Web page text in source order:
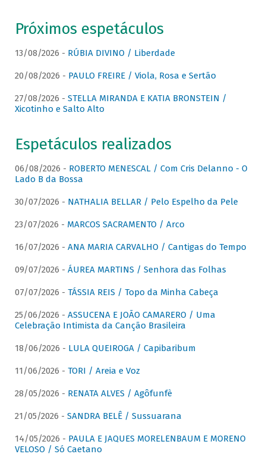
Próximos espetáculos
13/08/2026 - RÚBIA DIVINO / Liberdade
20/08/2026 - PAULO FREIRE / Viola, Rosa e Sertão
27/08/2026 - STELLA MIRANDA E KATIA BRONSTEIN /
Xicotinho e Salto Alto
Espetáculos realizados
06/08/2026 - ROBERTO MENESCAL / Com Cris Delanno - O
Lado B da Bossa
30/07/2026 - NATHALIA BELLAR / Pelo Espelho da Pele
23/07/2026 - MARCOS SACRAMENTO / Arco
16/07/2026 - ANA MARIA CARVALHO / Cantigas do Tempo
09/07/2026 - ÁUREA MARTINS / Senhora das Folhas
07/07/2026 - TÁSSIA REIS / Topo da Minha Cabeça
25/06/2026 - ASSUCENA E JOÃO CAMARERO / Uma
Celebração Intimista da Canção Brasileira
18/06/2026 - LULA QUEIROGA / Capibaribum
11/06/2026 - TORI / Areia e Voz
28/05/2026 - RENATA ALVES / Agôfunfè
21/05/2026 - SANDRA BELÊ / Sussuarana
14/05/2026 - PAULA E JAQUES MORELENBAUM E MORENO
VELOSO / Só Caetano